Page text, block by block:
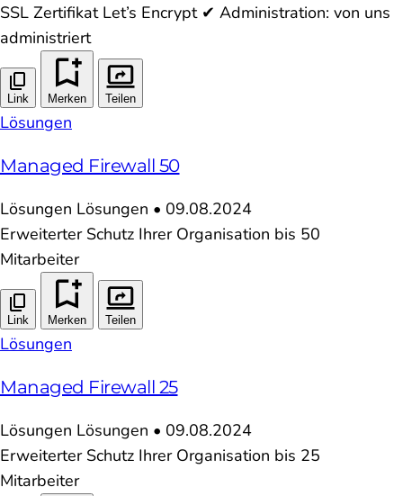
SSL Zertifikat Let’s Encrypt ✔ Administration: von uns
administriert
Link Merken Teilen
Lösungen
Managed Firewall 50
Lösungen Lösungen • 09.08.2024
Erweiterter Schutz Ihrer Organisation bis 50
Mitarbeiter
Link Merken Teilen
Lösungen
Managed Firewall 25
Lösungen Lösungen • 09.08.2024
Erweiterter Schutz Ihrer Organisation bis 25
Mitarbeiter